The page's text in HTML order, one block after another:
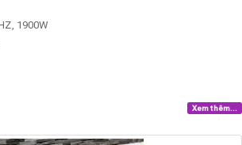
1900W
Xem thêm...